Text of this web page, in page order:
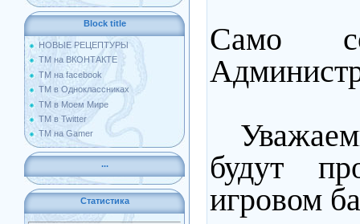
Block title
НОВЫЕ РЕЦЕПТУРЫ
ТМ на ВКОНТАКТЕ
ТМ на facebook
ТМ в Одноклассниках
ТМ в Моем Мире
ТМ в Twitter
ТМ на Gamer
...
Статистика
Само
будут
игровом